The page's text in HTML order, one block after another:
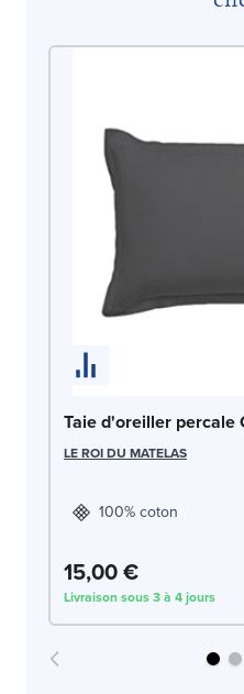
Taie d'oreiller percale
LE ROI DU MATELAS
100% coton
15,00 €
Livraison sous 3 à 4 jours